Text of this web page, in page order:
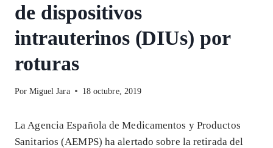
de dispositivos
intrauterinos (DIUs) por
roturas
Por Miguel Jara 18 octubre, 2019
La Agencia Española de Medicamentos y Productos
Sanitarios (AEMPS) ha alertado sobre la retirada del